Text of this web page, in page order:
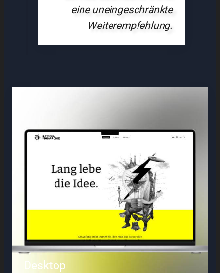
eine uneingeschränkte
Weiterempfehlung.
Desktop